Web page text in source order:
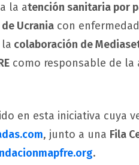
la atención sanitaria por
Ucrania con
colaboración de
como responsable de la
en esta iniciativa cuya
, junto a una Fila
.